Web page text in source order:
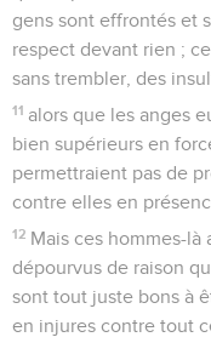
gens sont effrontés et
respect devant rien ;
sans trembler, des
11 alors que les anges
bien supérieurs en
permettraient pas de
contre elles en
12 Mais ces hommes-là
dépourvus de raison
sont tout juste bons à
en injures contre tout